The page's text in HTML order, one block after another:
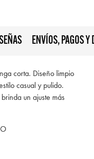
ENVÍOS, PAGOS Y
corta. Diseño limpio
casual y pulido.
un ajuste más